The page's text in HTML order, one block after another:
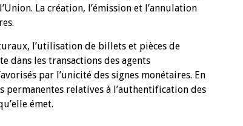
La création, l’émission et l’annulation
l’utilisation de billets et pièces de
dans les transactions des agents
par l’unicité des signes monétaires. En
permanentes relatives à l’authentification des
émet.